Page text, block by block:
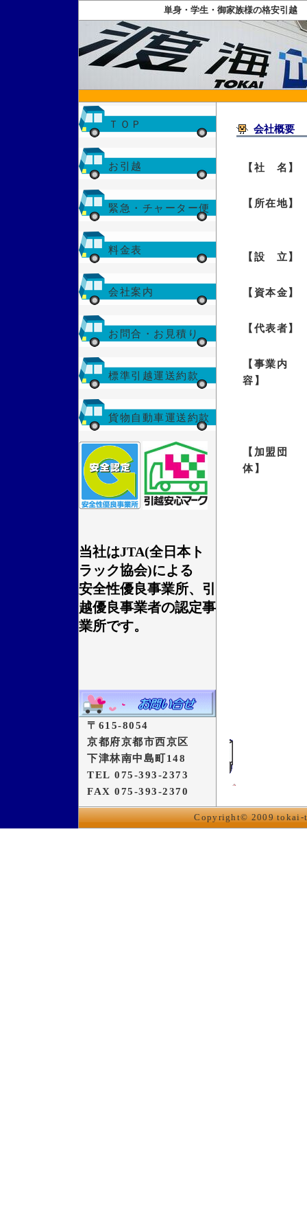
単身・学生・御家族様の格安引越
ＴＯＰ
お引越
緊急・チャーター便
料金表
会社案内
お問合・お見積り
標準引越運送約款
貨物自動車運送約款
当社はJTA(全日本ト
ラック協会)による
安全性優良事業所、引
越優良事業者の認定事
業所です。
会社概要
【社 名】
【所在地】
【設 立】
【資本金】
【代表者】
【事業内
容】
【加盟団
体】
〒615-8054
京都府京都市西京区
下津林南中島町148
TEL 075-393-2373
FAX 075-393-2370
Copyright© 2009 tokai-